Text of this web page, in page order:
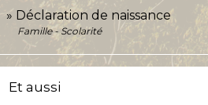
Déclaration de naissance
Famille - Scolarité
Et aussi